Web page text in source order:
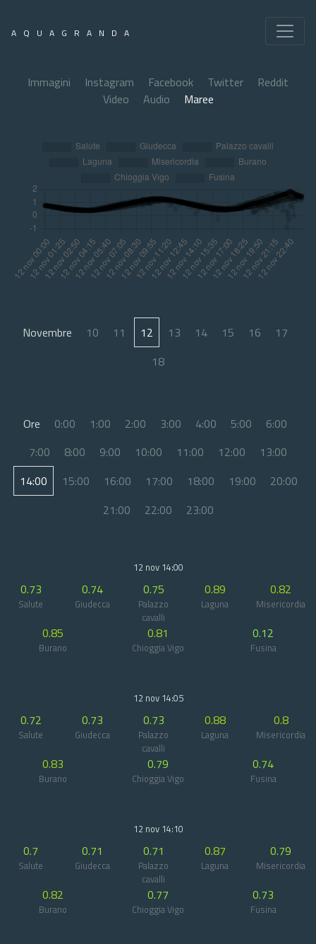
AQUAGRANDA
Immagini Instagram Facebook Twitter
Reddit
Video
Audio Maree
Novembre 10 11 12 13 14 15 16
17
18
Ore 0:00 1:00 2:00 3:00 4:00 5:00
6:00
7:00
8:00 9:00 10:00 11:00 12:00
13:00
14:00
15:00 16:00 17:00 18:00 19:00
20:00
21:00
22:00 23:00
12 nov 14:00
0.73
Salute
0.74
Giudecca
0.75
Palazzo
cavalli
0.89
Laguna
0.82
Misericordia
0.85
Burano
0.81
Chioggia Vigo
0.12
Fusina
12 nov 14:05
0.72
Salute
0.73
Giudecca
0.73
Palazzo
cavalli
0.88
Laguna
0.8
Misericordia
0.83
Burano
0.79
Chioggia Vigo
0.74
Fusina
12 nov 14:10
0.7
Salute
0.71
Giudecca
0.71
Palazzo
cavalli
0.87
Laguna
0.79
Misericordia
0.82
Burano
0.77
Chioggia Vigo
0.73
Fusina